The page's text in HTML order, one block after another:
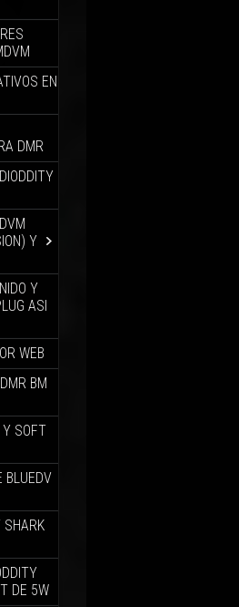
EN
DMR
Y
Y
ASI
WEB
BM
Y SOFT
BLUEDV
SHARK
DE 5W